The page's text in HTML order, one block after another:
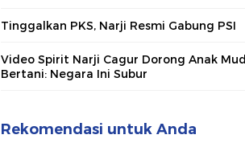
Tinggalkan PKS, Narji Resmi Gabung PSI
Video Spirit Narji Cagur Dorong Anak
Bertani: Negara Ini Subur
Rekomendasi untuk Anda